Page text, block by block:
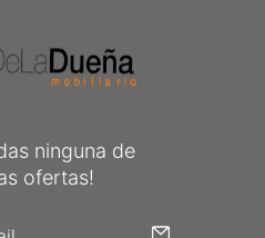
ninguna de
ofertas!